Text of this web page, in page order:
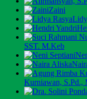
Zaini
SST. M.Keb
Kurniawan, S.Pd.,